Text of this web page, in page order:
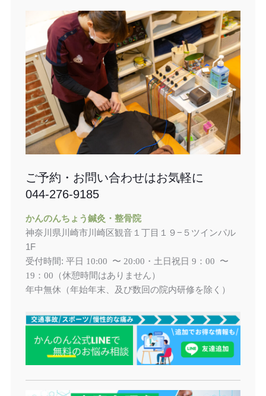
ご予約・お問い合わせはお気軽に
044-276-9185
かんのんちょう鍼灸・整骨院
神奈川県川崎市川崎区観音１丁目１９−５ツインパル
1F
受付時間: 平日 10:00 〜 20:00・ 土日祝日 9：00 〜
19：00 （休憩時間はありません）
年中無休（年始年末、及び数回の院内研修を除く）